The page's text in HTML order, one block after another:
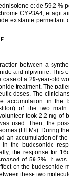
et de 59,2 %
CYP3A4, et agit
existante permettant
between a
and rilpivirine. This
of a 29-year-old
treatment. The
doses. The
accumulation in the
of the two
took 2.2 mg of
used. Then, the
(HLMs). During
an accumulation of
in the budesonide
the response for
of 59.2%. It
on the budesonide
these two